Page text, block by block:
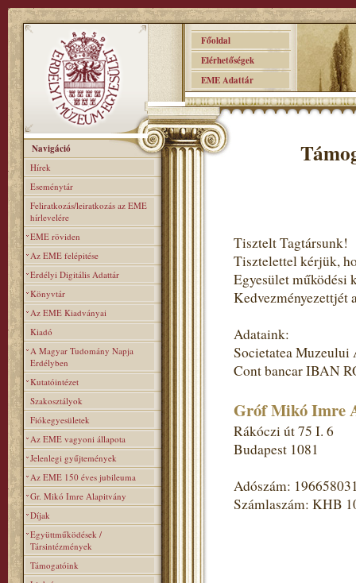
Főoldal
Elérhetőségek
EME Adattár
Navigáció
Hírek
Eseménytár
Feliratkozás/leiratkozás az EME
hírlevelére
EME röviden
Az EME felépitése
Erdélyi Digitális Adattár
Könyvtár
Az EME Kiadványai
Kiadó
A Magyar Tudomány Napja
Erdélyben
Kutatóintézet
Szakosztályok
Fiókegyesületek
Az EME vagyoni állapota
Jelenlegi gyűjtemények
Az EME 150 éves jubileuma
Gr. Mikó Imre Alapitvány
Díjak
Együttműködések /
Társintézmények
Támogatóink
Tisztelt Tagtársunk!
Tisztelettel kérjük,
Egyesület működési
Kedvezményezettjét
Adataink:
Societatea
Cont bancar IBAN
Gróf Mikó Imre
Rákóczi út 75 I. 6
Budapest 1081
Adószám:
Számlaszám: KHB